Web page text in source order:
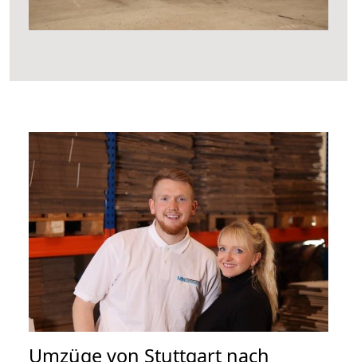
Umzüge von Stuttgart nach